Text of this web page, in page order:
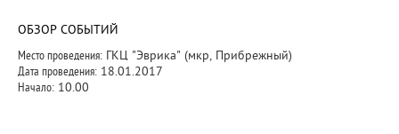
ОБЗОР СОБЫТИЙ
Место проведения: ГКЦ "Эврика" (мкр, Прибрежный)
Дата проведения: 18.01.2017
Начало: 10.00